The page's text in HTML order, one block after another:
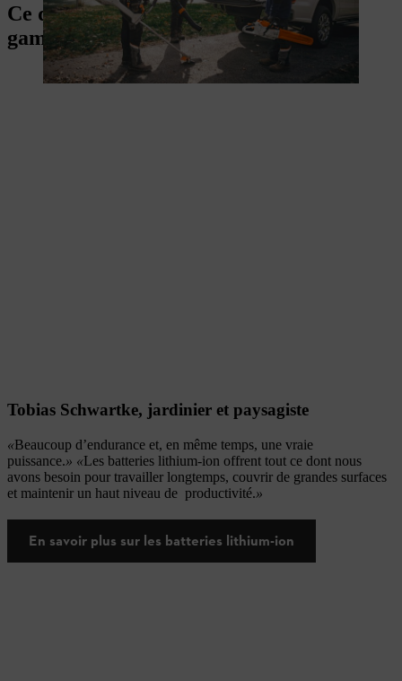
Ce que les professionnels pensent des
gammes à batterie STIHL
Tobias Schwartke, jardinier et paysagiste
«Beaucoup d’endurance et, en même temps, une vraie
puissance.» «Les batteries lithium‑ion offrent tout ce dont nous
avons besoin pour travailler longtemps, couvrir de grandes surfaces
et maintenir un haut niveau de productivité.»
En savoir plus sur les batteries lithium-ion